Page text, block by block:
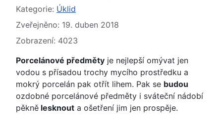
Základní údaje
Kategorie: Úklid
Zveřejněno: 19. duben 2018
Zobrazení: 4023
Porcelánové předměty je nejlepší omývat jen
vodou s přísadou trochy mycího prostředku a
mokrý porcelán pak otřít lihem. Pak se budou
ozdobné porcelánové předměty i sváteční nádobí
pěkně lesknout a ošetření jim jen prospěje.